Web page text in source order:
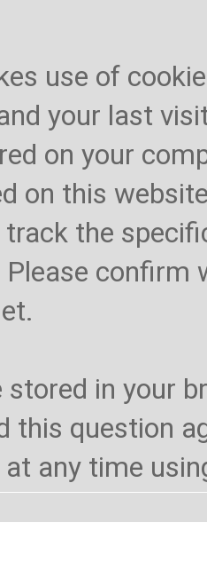
use of
your last
on your
on this
the
confirm
stored in your
this question
any time